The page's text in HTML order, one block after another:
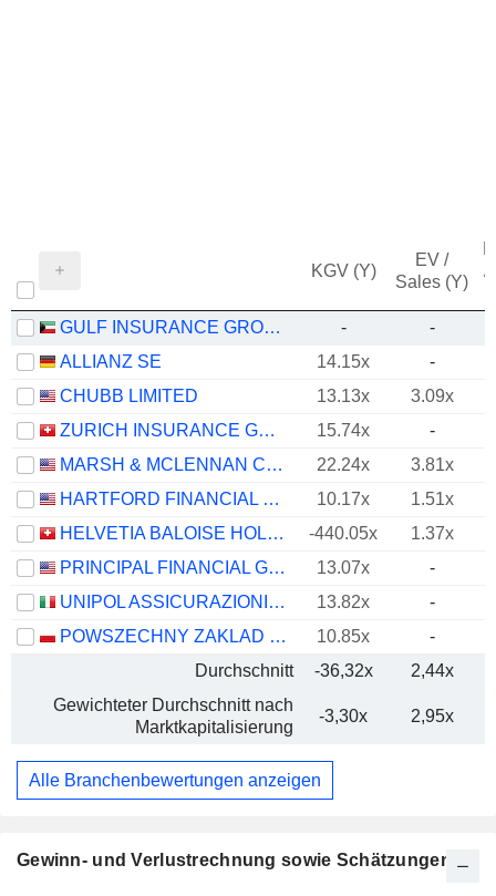
KGV (Y)
EV /
Sales (Y)
/
GULF INSURANCE GROUP K.S.C.P. -
-
ALLIANZ SE
14.15x
-
CHUBB LIMITED
13.13x 3.09x
ZURICH INSURANCE GROUP LTD
15.74x
-
MARSH & MCLENNAN COMPANIES
22.24x 3.81x
HARTFORD FINANCIAL SERVICES GROUP (THE), INC.
10.17x
1.51x
HELVETIA BALOISE HOLDING AG
-440.05x
1.37x
PRINCIPAL FINANCIAL GROUP, INC.
13.07x
-
UNIPOL ASSICURAZIONI S.P.A.
13.82x
-
POWSZECHNY ZAKLAD UBEZPIECZE? SPÓLKA AKCYJNA
10.85x
-
Durchschnitt
-36,32x 2,44x
Gewichteter Durchschnitt nach
Marktkapitalisierung
-3,30x 2,95x
Alle Branchenbewertungen anzeigen
Gewinn- und Verlustrechnung sowie Schätzungen